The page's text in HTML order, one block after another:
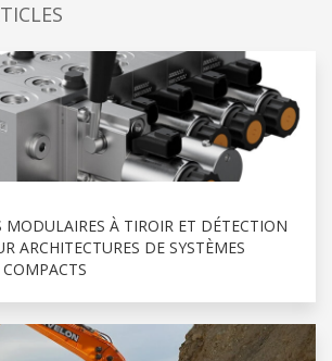
MODULAIRES À TIROIR ET DÉTECTION
ARCHITECTURES DE SYSTÈMES